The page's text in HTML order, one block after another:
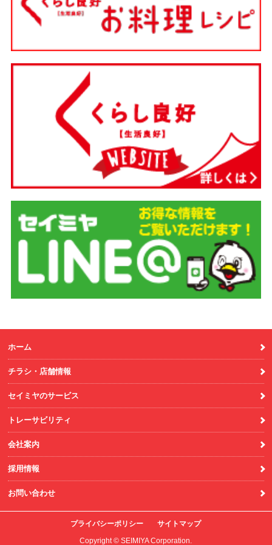
ホーム
チラシ・店舗情報
セイミヤのサービス
トレーサビリティ
会社案内
採用情報
お問い合わせ
プライバシーポリシー
サイトマップ
Copyright © SEIMIYA Corporation.